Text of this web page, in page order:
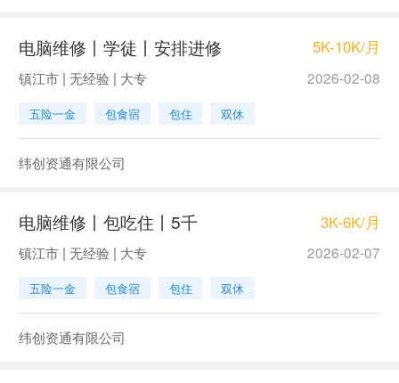
电脑维修丨学徒丨安排进修 5K-10K/月
镇江市 | 无经验 | 大专 2026-02-08
五险一金 包食宿 包住 双休
纬创资通有限公司
电脑维修丨包吃住丨5千 3K-6K/月
镇江市 | 无经验 | 大专 2026-02-07
五险一金 包食宿 包住 双休
纬创资通有限公司